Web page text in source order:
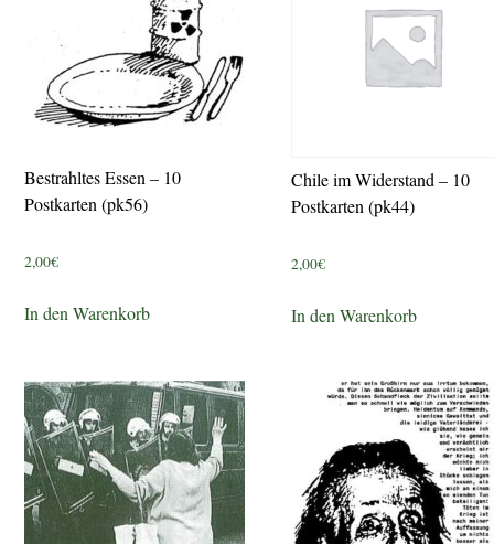
Bestrahltes Essen – 10
Postkarten (pk56)
2,00€
In den Warenkorb
Chile im Widerstand – 10
Postkarten (pk44)
2,00€
In den Warenkorb